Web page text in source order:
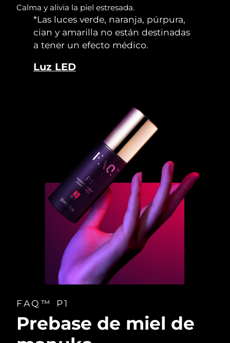
Calma y alivia la piel estresada.
*Las luces verde, naranja, púrpura,
cian y amarilla no están destinadas
a tener un efecto médico.
Luz LED
FAQ™ P1
Prebase de miel de